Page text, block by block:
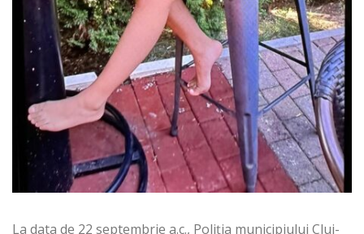
La data de 22 septembrie a.c., Poliția municipiului Cluj-